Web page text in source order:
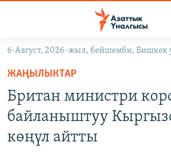
Навигацияга
өтүңүз
Издөөгө
салыңыз
ДҮЙНӨ
6-Август, 2026-жыл, бейшемби, Бишкек
ЖАҢЫЛЫКТАР
Британ министри
байланыштуу
көңүл айтты